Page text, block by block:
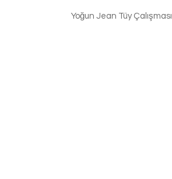
Yoğun Jean Tüy Çalışması